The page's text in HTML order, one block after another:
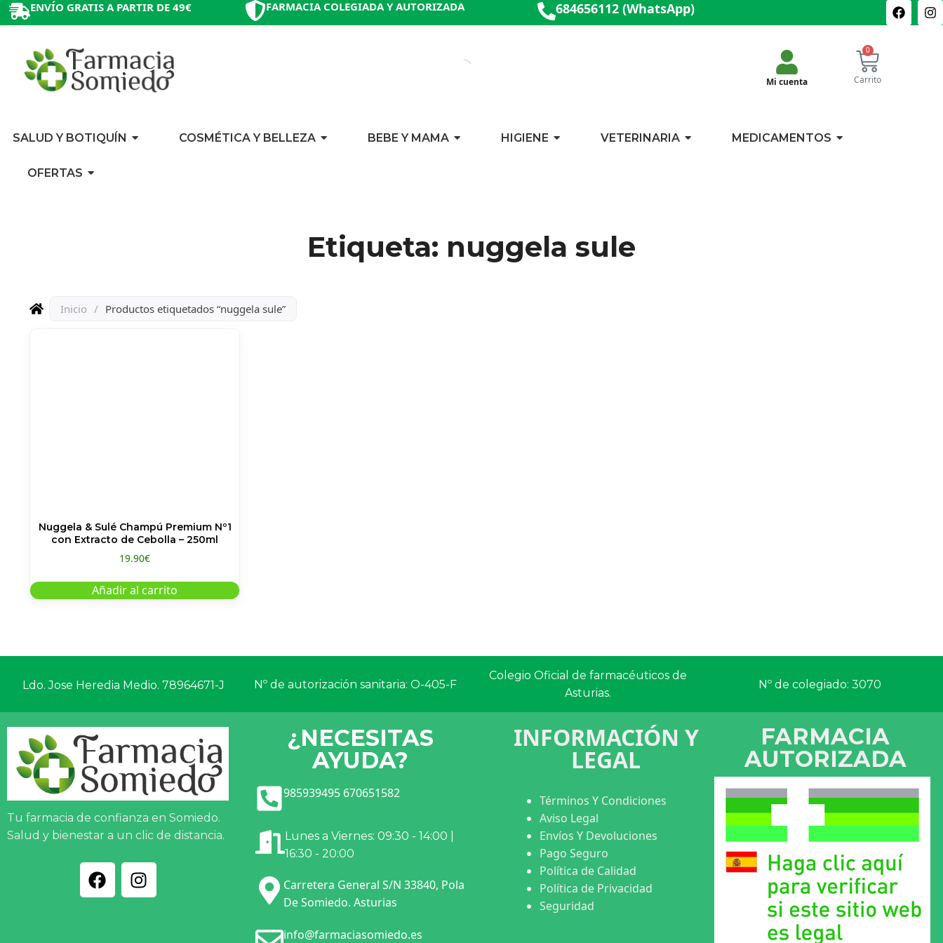
ENVÍO GRATIS A PARTIR DE 49€ FARMACIA COLEGIADA Y AUTORIZADA 684656112 (WhatsApp)
Mi cuenta
0
Carrito
SALUD Y BOTIQUÍN COSMÉTICA Y BELLEZA BEBE Y MAMA HIGIENE VETERINARIA MEDICAMENTOS
OFERTAS
Etiqueta: nuggela sule
Inicio / Productos etiquetados “nuggela sule”
Nuggela & Sulé Champú Premium Nº1
con Extracto de Cebolla – 250ml
19.90€
Añadir al carrito
Ldo. Jose Heredia Medio. 78964671-J Nº de autorización sanitaria: O-405-F
Colegio Oficial de farmacéuticos de
Asturias.
Nº de colegiado: 3070
Tu farmacia de confianza en Somiedo.
Salud y bienestar a un clic de distancia.
¿NECESITAS
AYUDA?
985939495 670651582
Lunes a Viernes: 09:30 - 14:00 |
16:30 - 20:00
Carretera General S/N 33840, Pola
De Somiedo. Asturias
info@farmaciasomiedo.es
INFORMACIÓN Y
LEGAL
Términos Y Condiciones
Aviso Legal
Envíos Y Devoluciones
Pago Seguro
Política de Calidad
Política de Privacidad
Seguridad
FARMACIA
AUTORIZADA